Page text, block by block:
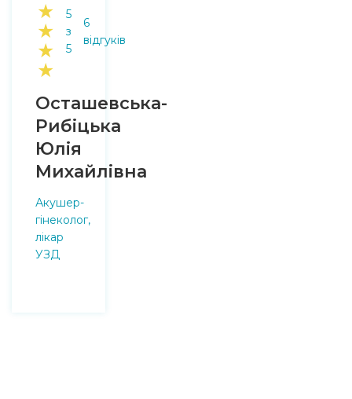
★
★
★
★
5
з
5
6
відгуків
Осташевська-
Рибіцька
Юлія
Михайлівна
Акушер-
гінеколог,
лікар
УЗД